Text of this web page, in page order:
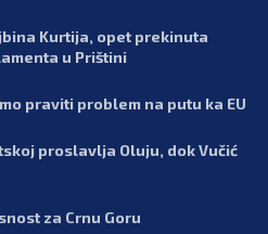
Kurtija, opet prekinuta
u Prištini
praviti problem na putu ka EU
proslavlja Oluju, dok Vučić
za Crnu Goru